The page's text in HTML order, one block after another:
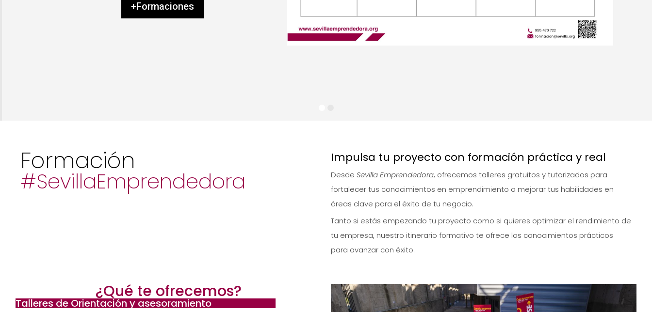
+Formaciones
Formación
#SevillaEmprendedora
Impulsa tu proyecto con formación práctica y real
Desde Sevilla Emprendedora, ofrecemos talleres gratuitos y tutorizados para
fortalecer tus conocimientos en emprendimiento o mejorar tus habilidades en
áreas clave para el éxito de tu negocio.
Tanto si estás empezando tu proyecto como si quieres optimizar el rendimiento de
tu empresa, nuestro itinerario formativo te ofrece los conocimientos prácticos
para avanzar con éxito.
¿Qué te ofrecemos?
Talleres de Orientación y asesoramiento